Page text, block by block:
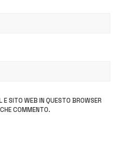
E SITO WEB IN QUESTO BROWSER
COMMENTO.